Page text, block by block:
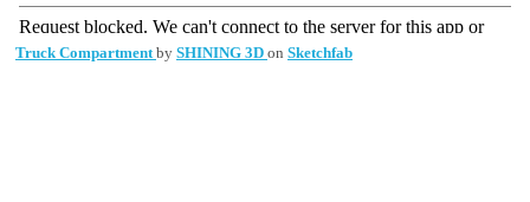
Truck Compartment by SHINING 3D on Sketchfab